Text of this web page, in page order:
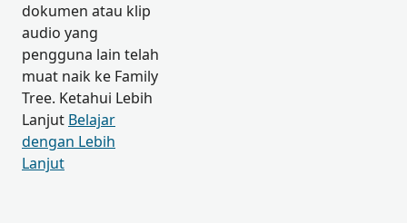
dokumen atau klip
audio yang
pengguna lain telah
muat naik ke Family
Tree. Ketahui Lebih
Lanjut Belajar
dengan Lebih
Lanjut